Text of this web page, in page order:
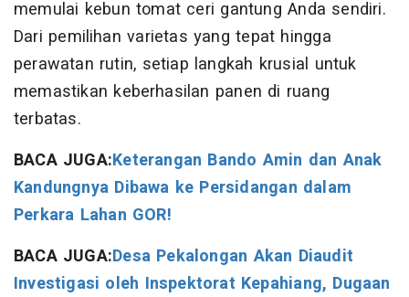
memulai kebun tomat ceri gantung Anda sendiri.
Dari pemilihan varietas yang tepat hingga
perawatan rutin, setiap langkah krusial untuk
memastikan keberhasilan panen di ruang
terbatas.
BACA JUGA:Keterangan Bando Amin dan Anak
Kandungnya Dibawa ke Persidangan dalam
Perkara Lahan GOR!
BACA JUGA:Desa Pekalongan Akan Diaudit
Investigasi oleh Inspektorat Kepahiang, Dugaan